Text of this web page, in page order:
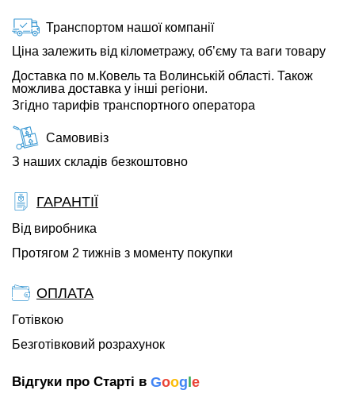
Транспортом нашої компанії
Ціна залежить від кілометражу, об’єму та ваги товару
Доставка по м.Ковель та Волинській області. Також
можлива доставка у інші регіони.
Згідно тарифів транспортного оператора
Самовивіз
З наших складів безкоштовно
ГАРАНТІЇ
Від виробника
Протягом 2 тижнів з моменту покупки
ОПЛАТА
Готівкою
Безготівковий розрахунок
Відгуки про Старті в Goog e